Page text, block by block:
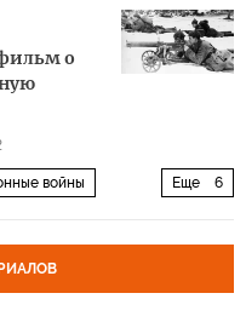
о
Еще 6
войны
пропаганда